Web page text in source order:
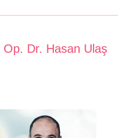
Op. Dr. Hasan Ulaş